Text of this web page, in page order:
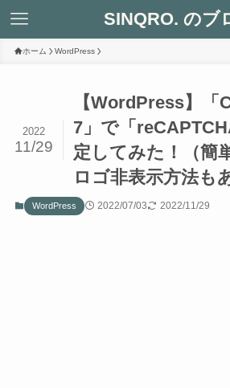
SINQRO. のブ
ホーム WordPress
【WordPress】
7」で「
定してみた！（簡
ロゴ非表示方法も
2022
11/29
WordPress 2022/07/03 2022/11/29